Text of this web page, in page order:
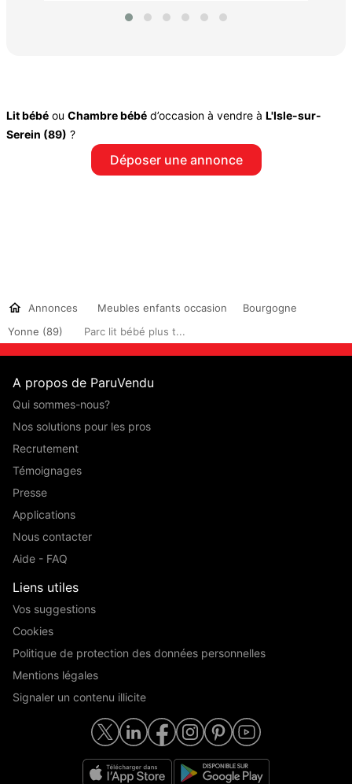
Lit bébé ou Chambre bébé d’occasion à vendre à L'Isle-sur-
Serein (89) ?
Déposer une annonce
Annonces Meubles enfants occasion
Bourgogne
Yonne (89)
Parc lit bébé plus t...
A propos de ParuVendu
Qui sommes-nous?
Nos solutions pour les pros
Recrutement
Témoignages
Presse
Applications
Nous contacter
Aide - FAQ
Liens utiles
Vos suggestions
Cookies
Politique de protection des données personnelles
Mentions légales
Signaler un contenu illicite